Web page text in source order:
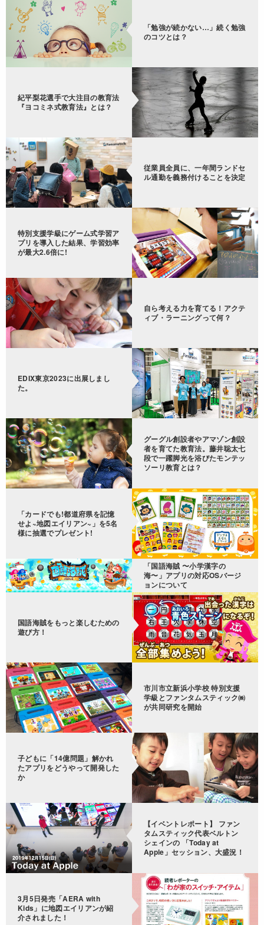
「勉強が続かない…」続く勉強
のコツとは？
紀平梨花選手で大注目の教育法
『ヨコミネ式教育法』とは？
従業員全員に、一年間ランドセ
ル通勤を義務付けることを決定
特別支援学級にゲーム式学習ア
プリを導入した結果、学習効率
が最大2.6倍に!
自ら考える力を育てる！アクテ
ィブ・ラーニングって何？
EDIX東京2023に出展しまし
た。
グーグル創設者やアマゾン創設
者を育てた教育法。藤井聡太七
段で一躍脚光を浴びたモンテッ
ソーリ教育とは？
「カードでも!都道府県を記憶
せよ~地図エイリアン~」を5名
様に抽選でプレゼント!
「国語海賊 〜小学漢字の
海〜」アプリの対応OSバージ
ョンについて
国語海賊をもっと楽しむための
遊び方！
市川市立新浜小学校 特別支援
学級とファンタムスティック㈱
が共同研究を開始
子どもに「14億問題」解かれ
たアプリをどうやって開発した
か
【イベントレポート】 ファン
タムスティック代表ベルトン
シェインの 「Today at
Apple」セッション、大盛況！
3月5日発売「AERA with
Kids」に地図エイリアンが紹
介されました！